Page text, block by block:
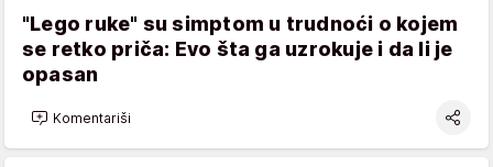
"Lego ruke" su simptom u trudnoći o kojem
se retko priča: Evo šta ga uzrokuje i da li je
opasan
Komentariši